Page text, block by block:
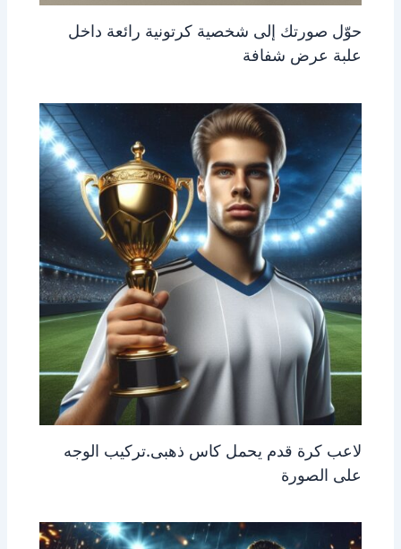
حوّل صورتك إلى شخصية كرتونية رائعة داخل
علبة عرض شفافة
لاعب كرة قدم يحمل كاس ذهبى.تركيب الوجه
على الصورة